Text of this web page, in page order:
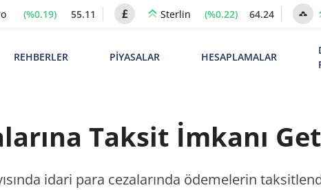
(%0.19) 55.11 Sterlin (%0.22) 64.24
REHBERLER PİYASALAR HESAPLAMALAR
Taksit İmkanı
idari para cezalarında ödemelerin